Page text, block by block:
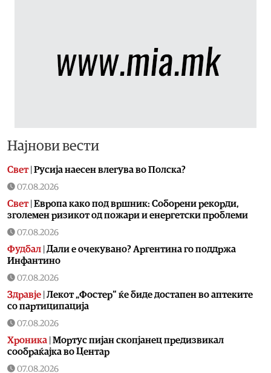
Најнови вести
Свет| Русија наесен влегува во Полска?
07.08.2026
Свет| Европа како под вршник: Соборени рекорди,
зголемен ризикот од пожари и енергетски проблеми
07.08.2026
Фудбал Дали е очекувано? Аргентина го поддржа
Инфантино
07.08.2026
Здравје Лекот „Фостер“ ќе биде достапен во аптеките
со партиципација
07.08.2026
Хроника Мортус пијан скопјанец предизвикал
сообраќајка во Центар
07.08.2026